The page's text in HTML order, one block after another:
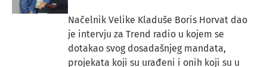
Načelnik Velike Kladuše Boris Horvat dao
je intervju za Trend radio u kojem se
dotakao svog dosadašnjeg mandata,
projekata koji su urađeni i onih koji su u